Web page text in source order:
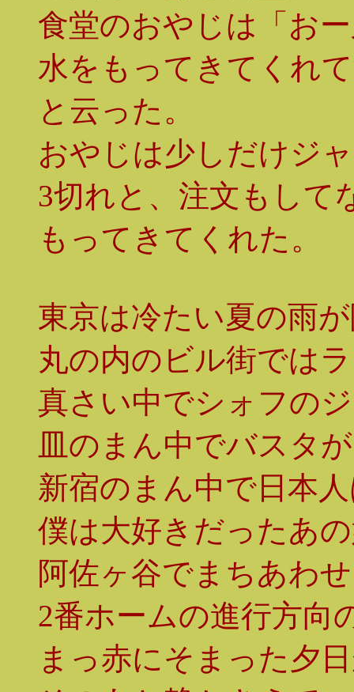
食堂のおやじは「お
水をもってきてくれ
と云った。
おやじは少しだけジ
3切れと、注文もして
もってきてくれた。
東京は冷たい夏の雨
丸の内のビル街では
真さい中でシォフの
皿のまん中でバスタ
新宿のまん中で日本
僕は大好きだったあ
阿佐ヶ谷でまちあわせ
2番ホームの進行方向
まっ赤にそまった夕